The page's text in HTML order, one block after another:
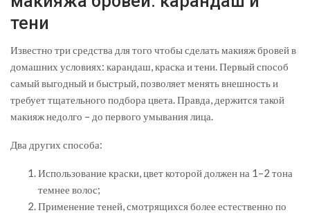
тени
Известно три средства для того чтобы сделать макияж бровей в
домашних условиях: карандаш, краска и тени. Первый способ
самый выгодный и быстрый, позволяет менять внешность и
требует тщательного подбора цвета. Правда, держится такой
макияж недолго – до первого умывания лица.
Два других способа:
Использование краски, цвет которой должен на 1–2 тона
темнее волос;
Применение теней, смотрящихся более естественно по